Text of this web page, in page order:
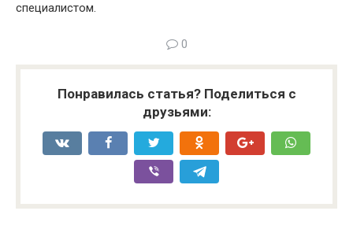
специалистом.
0
Понравилась статья? Поделиться с
друзьями: